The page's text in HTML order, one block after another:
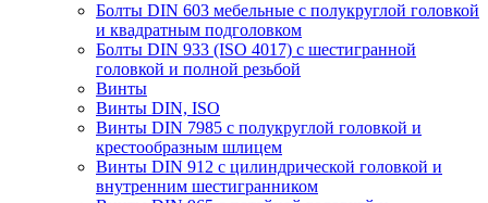
Болты DIN 603 мебельные с полукруглой головкой
и квадратным подголовком
Болты DIN 933 (ISO 4017) с шестигранной
головкой и полной резьбой
Винты
Винты DIN, ISO
Винты DIN 7985 с полукруглой головкой и
крестообразным шлицем
Винты DIN 912 с цилиндрической головкой и
внутренним шестигранником